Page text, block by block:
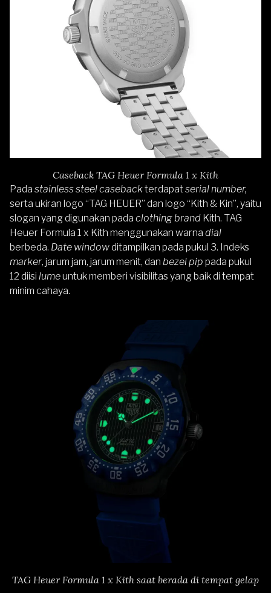
Caseback TAG Heuer Formula 1 x Kith
Pada stainless steel casebackterdapatserial number,
serta ukiran logo “TAG HEUER” dan logo “Kith & Kin”, yaitu
slogan yang digunakan pada clothing brand Kith. TAG
Heuer Formula 1 x Kith menggunakan warna dial
berbeda. Date windowditampilkan pada pukul 3. Indeks
marker, jarum jam, jarum menit, dan bezel pip pada pukul
12 diisi lumeuntuk memberi visibilitas yang baik di tempat
minim cahaya.
TAG Heuer Formula 1 x Kith saat berada di tempat gelap